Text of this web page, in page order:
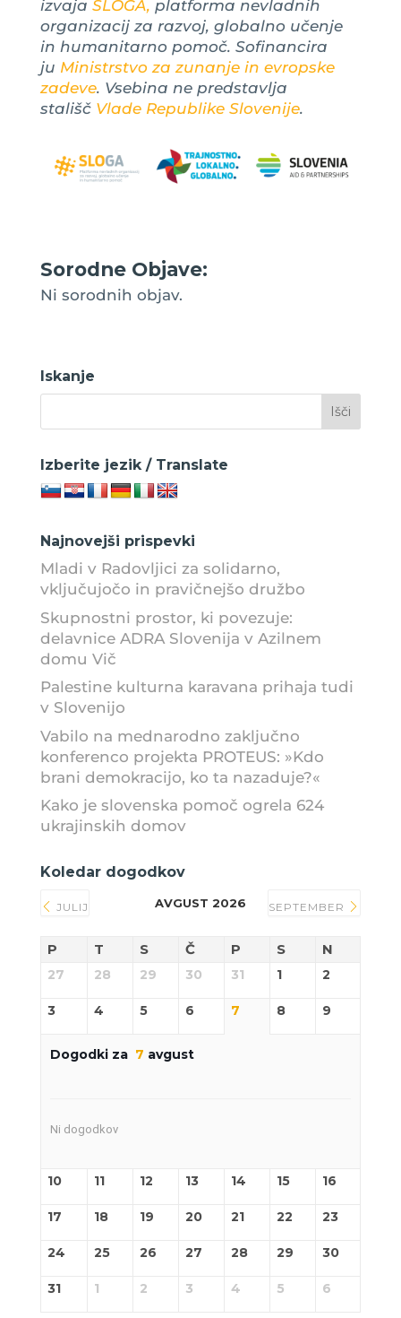
izvaja SLOGA, platforma nevladnih
organizacij za razvoj, globalno učenje
in humanitarno pomoč. Sofinancira
ju Ministrstvo za zunanje in evropske
zadeve. Vsebina ne predstavlja
stališč Vlade Republike Slovenije.
Sorodne Objave:
Ni sorodnih objav.
Iskanje
Izberite jezik / Translate
Najnovejši prispevki
Mladi v Radovljici za solidarno,
vključujočo in pravičnejšo družbo
Skupnostni prostor, ki povezuje:
delavnice ADRA Slovenija v Azilnem
domu Vič
Palestine kulturna karavana prihaja tudi
v Slovenijo
Vabilo na mednarodno zaključno
konferenco projekta PROTEUS: »Kdo
brani demokracijo, ko ta nazaduje?«
Kako je slovenska pomoč ogrela 624
ukrajinskih domov
Koledar dogodkov
JULIJ AVGUST 2026 SEPTEMBER
P T S Č P S N
27 28 29 30 31 1 2
3 4 5 6 7 8 9
Dogodki za 7 avgust
Ni dogodkov
10 11 12 13 14 15 16
17 18 19 20 21 22 23
24 25 26 27 28 29 30
31 1 2 3 4 5 6